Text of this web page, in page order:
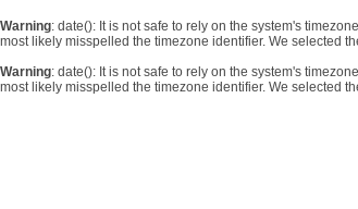
Warning: date(): It is not safe to rely on the system's
most likely misspelled the timezone identifier. We selected
Warning: date(): It is not safe to rely on the system's
most likely misspelled the timezone identifier. We selected